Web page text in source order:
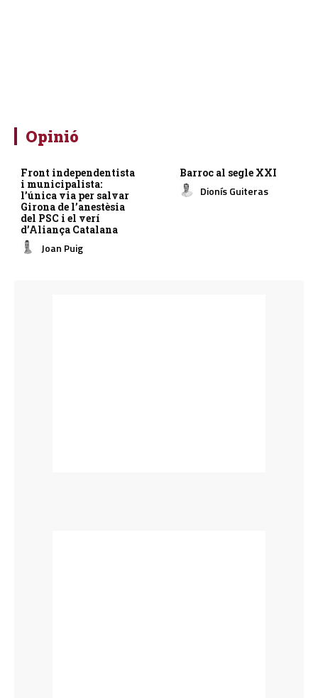
Opinió
Front independentista
i municipalista:
l’única via per salvar
Girona de l’anestèsia
del PSC i el verí
d’Aliança Catalana
Joan Puig
Barroc al segle XXI
Dionís Guiteras